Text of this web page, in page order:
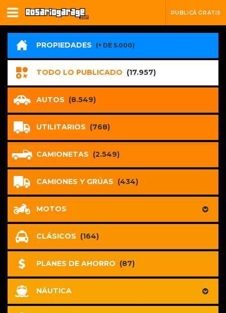
PUBLICÁ GRATIS
PROPIEDADES (+ DE 5.000)
TODO LO PUBLICADO (17.957)
AUTOS (8.549)
UTILITARIOS (768)
CAMIONETAS (2.549)
CAMIONES Y GRÚAS (434)
MOTOS
CLÁSICOS (164)
PLANES DE AHORRO (87)
NÁUTICA